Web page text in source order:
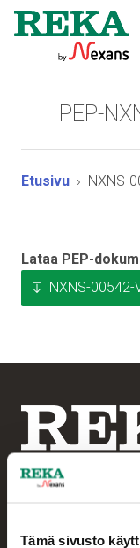
Tämä sivusto
PEP-
Etusivu NXNS-
Lataa PEP-
NXNS-00542-